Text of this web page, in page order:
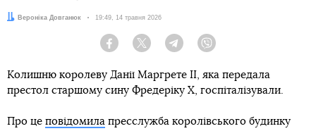
Автор:Вероніка Довганюк Дата:
19:49, 14 травня 2026
Facebook Twitter Telegram
Колишню королеву Данії Маргрете II, яка передала
престол старшому сину Фредеріку X, госпіталізували.
Про це повідомила пресслужба королівського будинку